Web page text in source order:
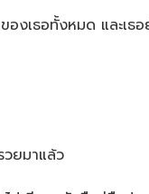
เธอทั้งหมด และเธอ
วยมาแล้ว